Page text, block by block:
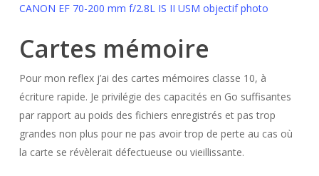
CANON EF 70-200 mm f/2.8L IS II USM objectif photo
Cartes mémoire
Pour mon reflex j’ai des cartes mémoires classe 10, à
écriture rapide. Je privilégie des capacités en Go suffisantes
par rapport au poids des fichiers enregistrés et pas trop
grandes non plus pour ne pas avoir trop de perte au cas où
la carte se révèlerait défectueuse ou vieillissante.